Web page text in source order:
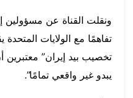
ونقلت القناة عن مسؤولين
تفاهمًا مع الولايات
تخصيب بيد إيران” معتبرين
يبدو غير واقعي تمامًا”.